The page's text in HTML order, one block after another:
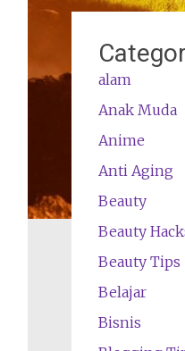
alam
Anak Muda
Anime
Anti Aging
Beauty
Beauty
Beauty Tips
Belajar
Bisnis